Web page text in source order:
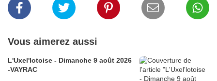
Vous aimerez aussi
L'Uxel'lotoise - Dimanche 9 août 2026
-VAYRAC